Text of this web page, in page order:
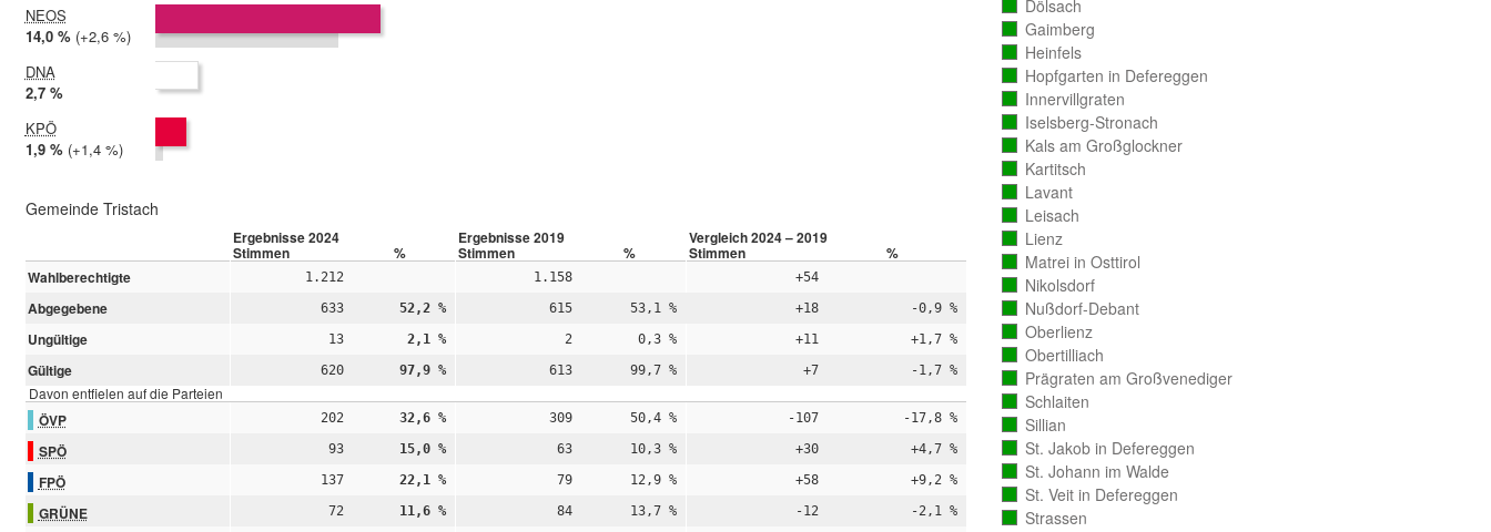
NEOS
2024:
14,0 %
2019:
11,4 %
Differenz:
+2,6 %
DNA
2024:
2,7 %
KPÖ
2024:
1,9 %
2019:
0,5 %
Differenz:
+1,4 %
Gemeinde Tristach
Ergebnisse 2024 Ergebnisse 2019 Vergleich 2024 – 2019
Stimmen % Stimmen % Stimmen
%
Wahlberechtigte
1.212 1.158 +54
Abgegebene 633 52,2 % 615 53,1 % +18 -0,9 %
Ungültige 13 2,1 % 2 0,3 % +11 +1,7 %
Gültige 620 97,9 % 613 99,7 % +7 -1,7 %
Davon entfielen auf die Parteien
ÖVP 202 32,6 % 309 50,4 % -107 -17,8 %
SPÖ 93 15,0 % 63 10,3 % +30 +4,7 %
FPÖ 137 22,1 % 79 12,9 % +58 +9,2 %
GRÜNE 72 11,6 % 84 13,7 % -12 -2,1 %
Dölsach
(vollständig
ausgezählt)
Gaimberg
(vollständig
ausgezählt)
Heinfels
(vollständig
ausgezählt)
Hopfgarten in Defereggen
(vollständig
ausgezählt)
Innervillgraten
(vollständig
ausgezählt)
Iselsberg-Stronach
(vollständig
ausgezählt)
Kals am Großglockner
(vollständig
ausgezählt)
Kartitsch
(vollständig
ausgezählt)
Lavant
(vollständig
ausgezählt)
Leisach
(vollständig
ausgezählt)
Lienz
(vollständig
ausgezählt)
Matrei in Osttirol
(vollständig
ausgezählt)
Nikolsdorf
(vollständig
ausgezählt)
Nußdorf-Debant
(vollständig
ausgezählt)
Oberlienz
(vollständig
ausgezählt)
Obertilliach
(vollständig
ausgezählt)
Prägraten am Großvenediger
(vollständig
ausgezählt)
Schlaiten
(vollständig
ausgezählt)
Sillian
(vollständig
ausgezählt)
St. Jakob in Defereggen
(vollständig
ausgezählt)
St. Johann im Walde
(vollständig
ausgezählt)
St. Veit in Defereggen
(vollständig
ausgezählt)
Strassen
(vollständig